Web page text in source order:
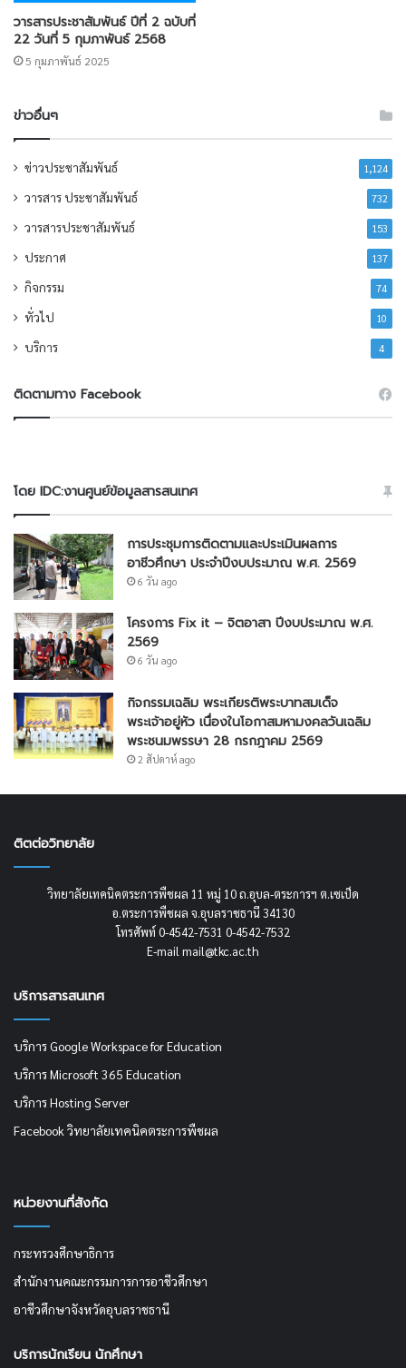
วารสารประชาสัมพันธ์ ปีที่ 2 ฉบับที่
22 วันที่ 5 กุมภาพันธ์ 2568
5 กุมภาพันธ์ 2025
ข่าวอื่นๆ
ข่าวประชาสัมพันธ์ 1,124
วารสาร ประชาสัมพันธ์ 732
วารสารประชาสัมพันธ์ 153
ประกาศ 137
กิจกรรม 74
ทั่วไป 10
บริการ 4
ติดตามทาง Facebook
โดย IDC:งานศูนย์ข้อมูลสารสนเทศ
การประชุมการติดตามและประเมินผลการ
อาชีวศึกษา ประจำปีงบประมาณ พ.ศ. 2569
6 วัน ago
โครงการ Fix it – จิตอาสา ปีงบประมาณ พ.ศ.
2569
6 วัน ago
กิจกรรมเฉลิม พระเกียรติพระบาทสมเด็จ
พระเจ้าอยู่หัว เนื่องในโอกาสมหามงคลวันเฉลิม
พระชนมพรรษา 28 กรกฎาคม 2569
2 สัปดาห์ ago
ติตต่อวิทยาลัย
วิทยาลัยเทคนิคตระการพืชผล 11 หมู่ 10 ถ.อุบล-ตระการฯ ต.เซเป็ด
อ.ตระการพืชผล จ.อุบลราชธานี 34130
โทรศัพท์ 0-4542-7531 0-4542-7532
E-mail mail@tkc.ac.th
บริการสารสนเทศ
บริการ Google Workspace for Education
บริการ Microsoft 365 Education
บริการ Hosting Server
Facebook วิทยาลัยเทคนิคตระการพืชผล
หน่วยงานที่สังกัด
กระทรวงศึกษาธิการ
สำนักงานคณะกรรมการการอาชีวศึกษา
อาชีวศึกษาจังหวัดอุบลราชธานี
บริการนักเรียน นักศึกษา